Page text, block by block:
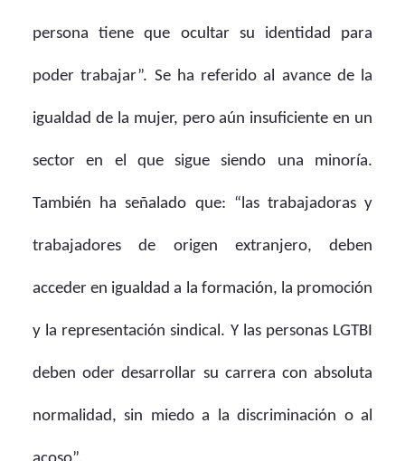
persona tiene que ocultar su identidad para
poder trabajar”. Se ha referido al avance de la
igualdad de la mujer, pero aún insuficiente en un
sector en el que sigue siendo una minoría.
También ha señalado que: “las trabajadoras y
trabajadores de origen extranjero, deben
acceder en igualdad a la formación, la promoción
y la representación sindical. Y las personas LGTBI
deben oder desarrollar su carrera con absoluta
normalidad, sin miedo a la discriminación o al